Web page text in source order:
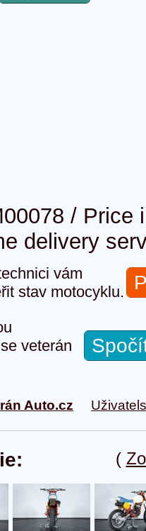
/ Price
delivery
vám
stav motocyklu.
veterán
Auto.cz
(